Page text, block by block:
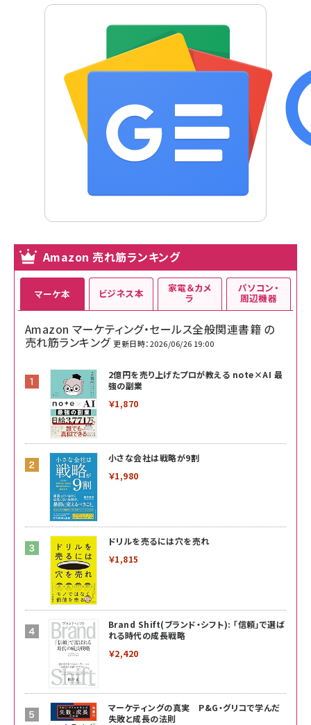
Amazon 売れ筋ランキング
マーケ本
Amazon マーケティング・セールス全般関連書籍 の
売れ筋ランキング 更新日時：2026/06/26 19:00
2億円を売り上げたプロが教える note×AI 最
強の副業
￥1,870
小さな会社は戦略が9割
￥1,980
ドリルを売るには穴を売れ
￥1,815
Brand Shift(ブランド・シフト): 「信頼」で選ば
れる時代の成長戦略
￥2,420
マーケティングの真実 P&G・グリコで学んだ
失敗と成長の法則
ビジネス本 家電＆カメ
ラ
パソコン・
周辺機器